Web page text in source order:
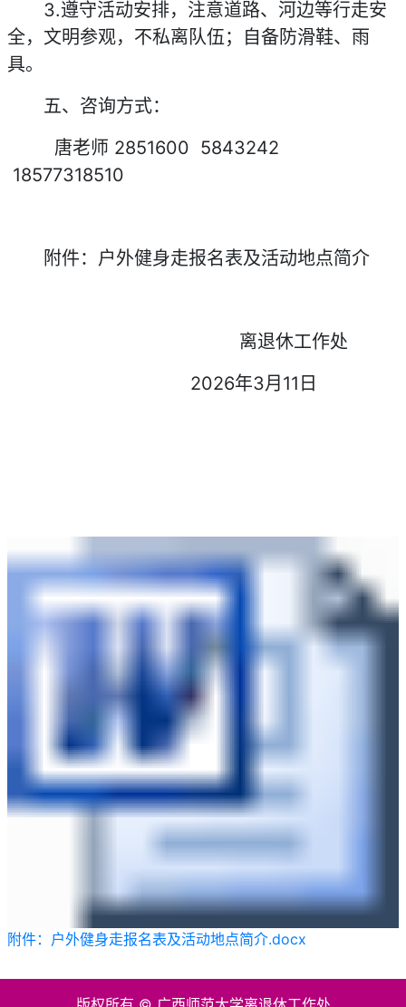
3.遵守活动安排，注意道路、河边等行走安
全，文明参观，不私离队伍；自备防滑鞋、雨
具。
五、咨询方式：
唐老师 2851600 5843242
18577318510
附件：户外健身走报名表及活动地点简介
离退休工作处
2026年3月11日
附件：户外健身走报名表及活动地点简介.docx